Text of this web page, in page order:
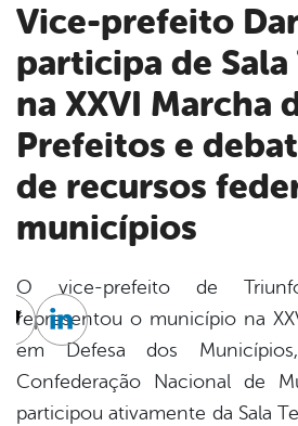
Vice-prefeito Daniel Antas
participa de Sala
na XXVI Marcha
Prefeitos e
de recursos
municípios
O vice-prefeito de
representou o município na
em Defesa dos
Confederação Nacional de
participou ativamente da Sala
Twitter
Linkedin